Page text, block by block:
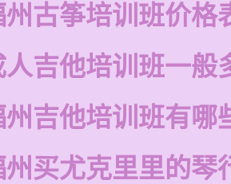
州古筝培训班价格
人吉他培训班一般
州吉他培训班有哪
州买尤克里里的琴